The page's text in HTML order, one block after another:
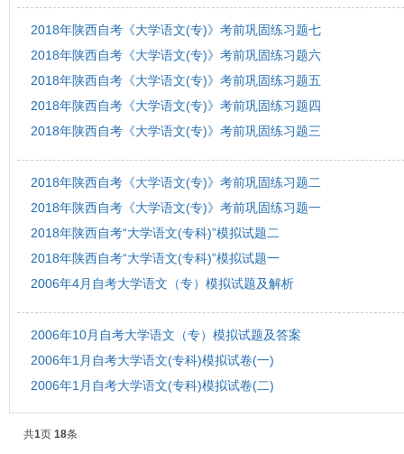
2018年陕西自考《大学语文(专)》考前巩固练习题七
2018年陕西自考《大学语文(专)》考前巩固练习题六
2018年陕西自考《大学语文(专)》考前巩固练习题五
2018年陕西自考《大学语文(专)》考前巩固练习题四
2018年陕西自考《大学语文(专)》考前巩固练习题三
2018年陕西自考《大学语文(专)》考前巩固练习题二
2018年陕西自考《大学语文(专)》考前巩固练习题一
2018年陕西自考“大学语文(专科)”模拟试题二
2018年陕西自考“大学语文(专科)”模拟试题一
2006年4月自考大学语文（专）模拟试题及解析
2006年10月自考大学语文（专）模拟试题及答案
2006年1月自考大学语文(专科)模拟试卷(一)
2006年1月自考大学语文(专科)模拟试卷(二)
共1页 18条